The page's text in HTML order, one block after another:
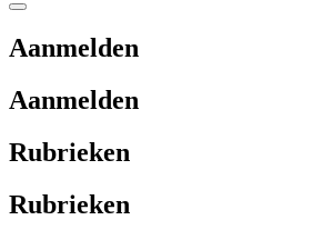
Aanmelden
Aanmelden
Rubrieken
Rubrieken